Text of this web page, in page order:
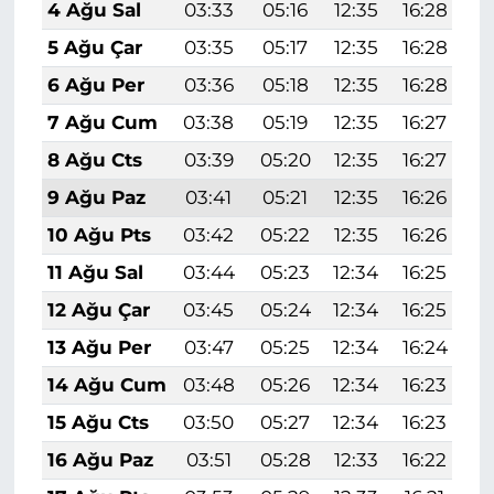
4 Ağu Sal
03:33 05:16 12:35 16:28
5 Ağu Çar
03:35 05:17 12:35 16:28
6 Ağu Per
03:36 05:18 12:35 16:28
7 Ağu Cum
03:38 05:19 12:35 16:27
8 Ağu Cts
03:39 05:20 12:35 16:27
9 Ağu Paz
03:41 05:21 12:35 16:26
10 Ağu Pts
03:42 05:22 12:35 16:26
11 Ağu Sal
03:44 05:23 12:34 16:25
12 Ağu Çar
03:45 05:24 12:34 16:25
13 Ağu Per
03:47 05:25 12:34 16:24
14 Ağu Cum
03:48 05:26 12:34 16:23
15 Ağu Cts
03:50 05:27 12:34 16:23
16 Ağu Paz
03:51 05:28 12:33 16:22